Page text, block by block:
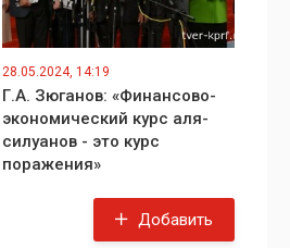
28.05.2024, 14:19
Г.А. Зюганов: «Финансово-
экономический курс аля-
силуанов - это курс
поражения»
Добавить